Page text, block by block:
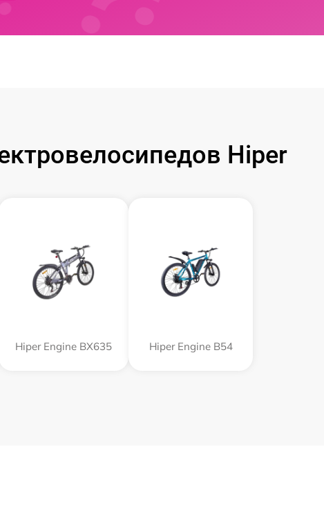
Hiper
Hiper Engine BX635 Hiper Engine B54